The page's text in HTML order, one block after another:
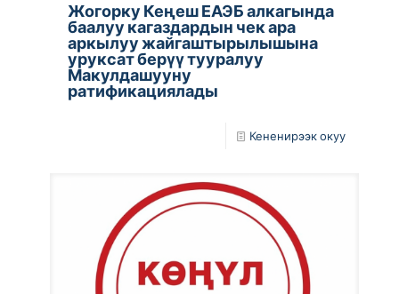
Жогорку Кеңеш ЕАЭБ алкагында
баалуу кагаздардын чек ара
аркылуу жайгаштырылышына
уруксат берүү тууралуу
Макулдашууну
ратификациялады
Кененирээк окуу